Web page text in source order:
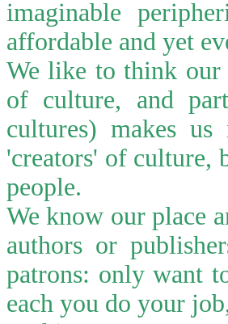
imaginable
affordable and yet
We like to think our
of culture, and
cultures) makes
'creators' of culture,
people.
We know our place
authors or
patrons: only want
each you do your